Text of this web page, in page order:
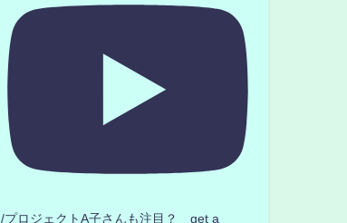
/プロジェクトA子さんも注目？ get a